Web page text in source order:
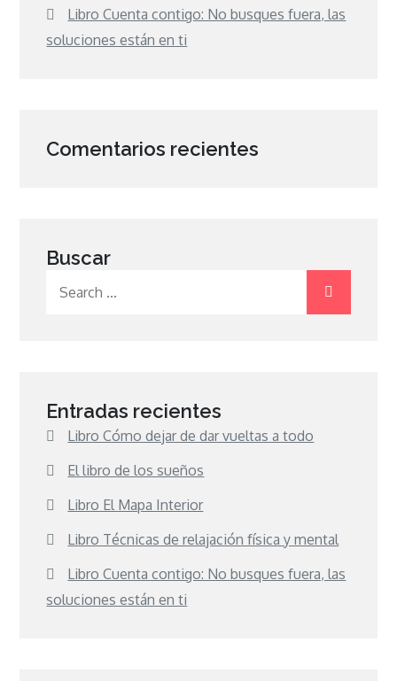
Libro Cuenta contigo: No busques fuera, las
soluciones están en ti
Comentarios recientes
Buscar
Entradas recientes
Libro Cómo dejar de dar vueltas a todo
El libro de los sueños
Libro El Mapa Interior
Libro Técnicas de relajación física y mental
Libro Cuenta contigo: No busques fuera, las
soluciones están en ti